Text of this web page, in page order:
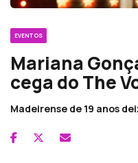
EVENTOS
Mariana
cega do The
Madeirense de 19 anos